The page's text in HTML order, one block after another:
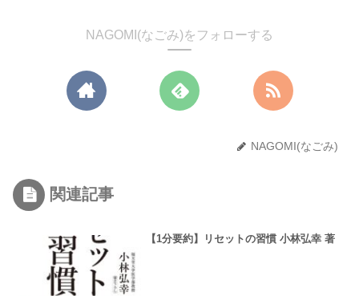
NAGOMI(なごみ)をフォローする
NAGOMI(なごみ)
関連記事
【1分要約】リセットの習慣 小林弘幸 著